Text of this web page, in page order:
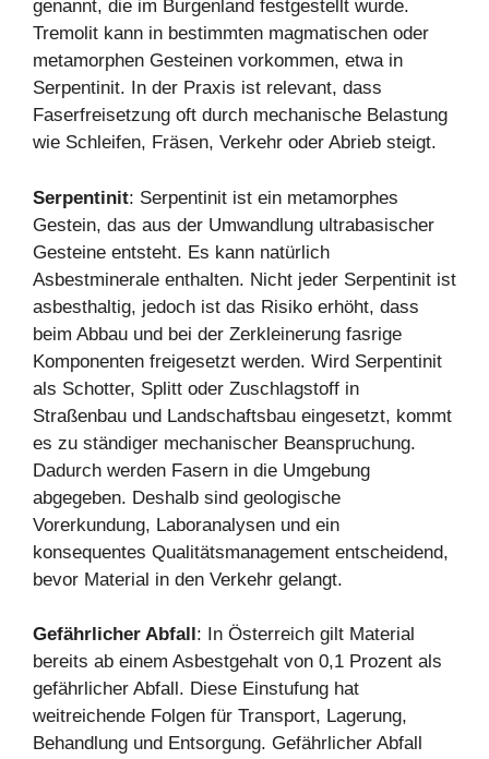
genannt, die im Burgenland festgestellt wurde.
Tremolit kann in bestimmten magmatischen oder
metamorphen Gesteinen vorkommen, etwa in
Serpentinit. In der Praxis ist relevant, dass
Faserfreisetzung oft durch mechanische Belastung
wie Schleifen, Fräsen, Verkehr oder Abrieb steigt.
Serpentinit: Serpentinit ist ein metamorphes
Gestein, das aus der Umwandlung ultrabasischer
Gesteine entsteht. Es kann natürlich
Asbestminerale enthalten. Nicht jeder Serpentinit ist
asbesthaltig, jedoch ist das Risiko erhöht, dass
beim Abbau und bei der Zerkleinerung fasrige
Komponenten freigesetzt werden. Wird Serpentinit
als Schotter, Splitt oder Zuschlagstoff in
Straßenbau und Landschaftsbau eingesetzt, kommt
es zu ständiger mechanischer Beanspruchung.
Dadurch werden Fasern in die Umgebung
abgegeben. Deshalb sind geologische
Vorerkundung, Laboranalysen und ein
konsequentes Qualitätsmanagement entscheidend,
bevor Material in den Verkehr gelangt.
Gefährlicher Abfall : In Österreich gilt Material
bereits ab einem Asbestgehalt von 0,1 Prozent als
gefährlicher Abfall. Diese Einstufung hat
weitreichende Folgen für Transport, Lagerung,
Behandlung und Entsorgung. Gefährlicher Abfall